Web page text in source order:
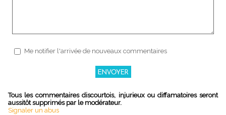
Me notifier l'arrivée de nouveaux commentaires
Tous les commentaires discourtois, injurieux ou diffamatoires seront
aussitôt supprimés par le modérateur.
Signaler un abus